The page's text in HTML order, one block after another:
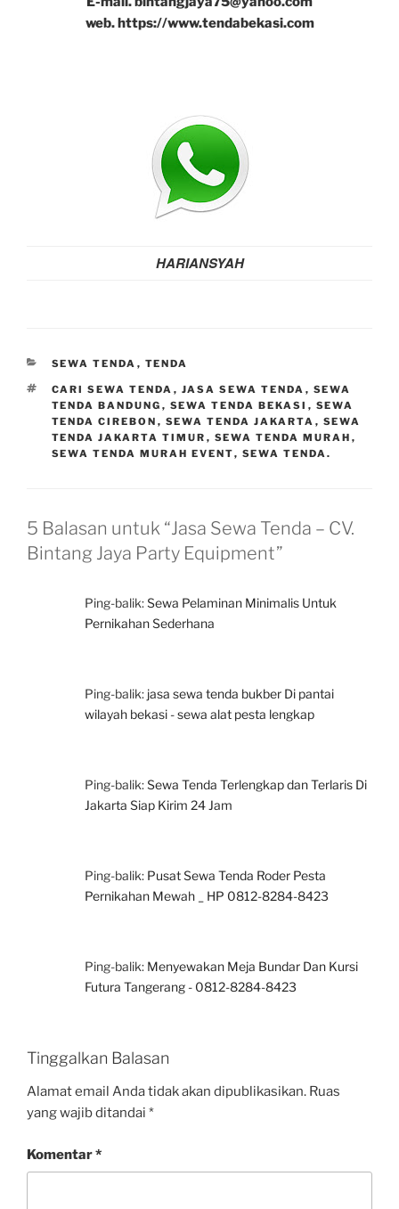
web. https://www.tendabekasi.com
HARIANSYAH
KATEGORI
SEWA TENDA , TENDA
TAG
CARI SEWA TENDA , JASA SEWA TENDA , SEWA
TENDA BANDUNG , SEWA TENDA BEKASI , SEWA
TENDA CIREBON , SEWA TENDA JAKARTA , SEWA
TENDA JAKARTA TIMUR , SEWA TENDA MURAH ,
SEWA TENDA MURAH EVENT, SEWA TENDA.
5 Balasan untuk “Jasa Sewa Tenda – CV.
Bintang Jaya Party Equipment”
Ping-balik:Sewa Pelaminan Minimalis Untuk
Pernikahan Sederhana
Ping-balik: jasa sewa tenda bukber Di pantai
wilayah bekasi - sewa alat pesta lengkap
Ping-balik:Sewa Tenda Terlengkap dan Terlaris Di
Jakarta Siap Kirim 24 Jam
Ping-balik: Pusat Sewa Tenda Roder Pesta
Pernikahan Mewah _ HP 0812-8284-8423
Ping-balik: Menyewakan Meja Bundar Dan Kursi
Futura Tangerang - 0812-8284-8423
Tinggalkan Balasan
Alamat email Anda tidak akan dipublikasikan. Ruas
yang wajib ditandai *
Komentar*